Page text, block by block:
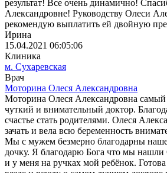
результат! Все очень динамично!
Александровне! Руководству Олеси
рекомендую выплатить ей двойную
Ирина
15.04.2021 06:05:06
Клиника
м. Сухаревская
Врач
Моторина Олеся Александровна
Моторина Олеся Александровна самый
чуткий и внимательный доктор.
счастье стать родителями. Олеся
зачать и вела всю беременность
Мы с мужем безмерно благодарны
дочку. Я благодарю Бога что мы
и у меня на ручках мой ребёнок.